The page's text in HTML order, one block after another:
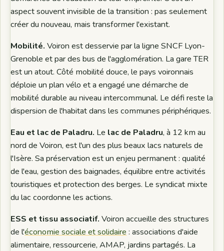
aspect souvent invisible de la transition : pas seulement
créer du nouveau, mais transformer l'existant.
Mobilité. Voiron est desservie par la ligne SNCF Lyon-
Grenoble et par des bus de l'agglomération. La gare TER
est un atout. Côté mobilité douce, le pays voironnais
déploie un plan vélo et a engagé une démarche de
mobilité durable au niveau intercommunal. Le défi reste la
dispersion de l'habitat dans les communes périphériques.
Eau et lac de Paladru. Le lac de Paladru, à 12 km au
nord de Voiron, est l'un des plus beaux lacs naturels de
l'Isère. Sa préservation est un enjeu permanent : qualité
de l'eau, gestion des baignades, équilibre entre activités
touristiques et protection des berges. Le syndicat mixte
du lac coordonne les actions.
ESS et tissu associatif. Voiron accueille des structures
de l'économie sociale et solidaire : associations d'aide
alimentaire, ressourcerie, AMAP, jardins partagés. La